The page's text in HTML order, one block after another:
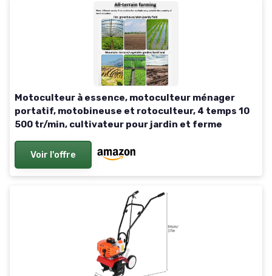
Motoculteur à essence, motoculteur ménager
portatif, motobineuse et rotoculteur, 4 temps 10
500 tr/min, cultivateur pour jardin et ferme
Voir l'offre